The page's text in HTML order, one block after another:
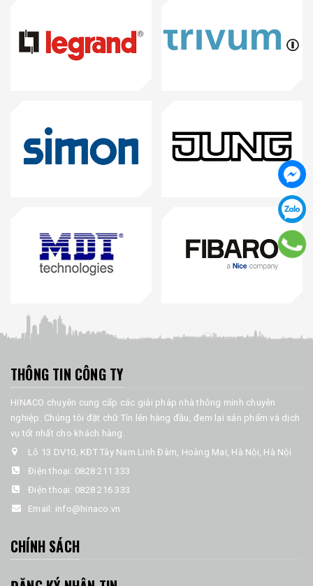
THÔNG TIN CÔNG TY
HINACO chuyên cung cấp các giải pháp nhà thông minh chuyên
nghiệp. Chúng tôi đặt chữ Tín lên hàng đầu, đem lại sản phẩm và dịch
vụ tốt nhất cho khách hàng.
Lô 13 DV10, KĐT Tây Nam Linh Đàm, Hoàng Mai, Hà Nội, Hà Nội
Điện thoại: 0828 211 333
Điện thoại: 0828 216 333
Email: info@hinaco.vn
CHÍNH SÁCH